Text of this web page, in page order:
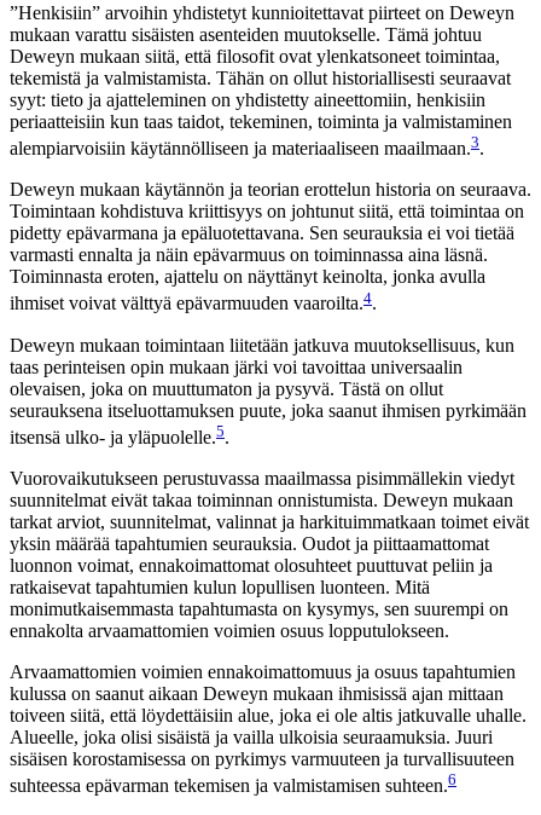
”Henkisiin” arvoihin yhdistetyt kunnioitettavat piirteet on Deweyn
mukaan varattu sisäisten asenteiden muutokselle. Tämä johtuu
Deweyn mukaan siitä, että filosofit ovat ylenkatsoneet toimintaa,
tekemistä ja valmistamista. Tähän on ollut historiallisesti seuraavat
syyt: tieto ja ajatteleminen on yhdistetty aineettomiin, henkisiin
periaatteisiin kun taas taidot, tekeminen, toiminta ja valmistaminen
alempiarvoisiin käytännölliseen ja materiaaliseen maailmaan.3.
Deweyn mukaan käytännön ja teorian erottelun historia on seuraava.
Toimintaan kohdistuva kriittisyys on johtunut siitä, että toimintaa on
pidetty epävarmana ja epäluotettavana. Sen seurauksia ei voi tietää
varmasti ennalta ja näin epävarmuus on toiminnassa aina läsnä.
Toiminnasta eroten, ajattelu on näyttänyt keinolta, jonka avulla
ihmiset voivat välttyä epävarmuuden vaaroilta.4.
Deweyn mukaan toimintaan liitetään jatkuva muutoksellisuus, kun
taas perinteisen opin mukaan järki voi tavoittaa universaalin
olevaisen, joka on muuttumaton ja pysyvä. Tästä on ollut
seurauksena itseluottamuksen puute, joka saanut ihmisen pyrkimään
itsensä ulko- ja yläpuolelle.5.
Vuorovaikutukseen perustuvassa maailmassa pisimmällekin viedyt
suunnitelmat eivät takaa toiminnan onnistumista. Deweyn mukaan
tarkat arviot, suunnitelmat, valinnat ja harkituimmatkaan toimet eivät
yksin määrää tapahtumien seurauksia. Oudot ja piittaamattomat
luonnon voimat, ennakoimattomat olosuhteet puuttuvat peliin ja
ratkaisevat tapahtumien kulun lopullisen luonteen. Mitä
monimutkaisemmasta tapahtumasta on kysymys, sen suurempi on
ennakolta arvaamattomien voimien osuus lopputulokseen.
Arvaamattomien voimien ennakoimattomuus ja osuus tapahtumien
kulussa on saanut aikaan Deweyn mukaan ihmisissä ajan mittaan
toiveen siitä, että löydettäisiin alue, joka ei ole altis jatkuvalle uhalle.
Alueelle, joka olisi sisäistä ja vailla ulkoisia seuraamuksia. Juuri
sisäisen korostamisessa on pyrkimys varmuuteen ja turvallisuuteen
suhteessa epävarman tekemisen ja valmistamisen suhteen.6